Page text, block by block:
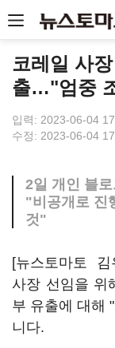
코레일 사
출…"엄중
입력: 2023-06-04
수정: 2023-06-04
2일 개인 블
"비공개로 진
것"
[뉴스토마토
사장 선임을 위
부 유출에 대해
니다.